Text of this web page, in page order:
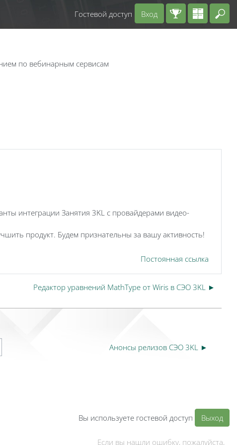
Гостевой доступ Вход
по вебинарным сервисам
интеграции Занятия 3KL с провайдерами видео-
продукт. Будем признательны за вашу активность!
Постоянная ссылка
Редактор уравнений MathType от Wiris в СЭО 3KL ►
Анонсы релизов СЭО 3KL ►
Вы используете гостевой доступ Выход
Если вы нашли ошибку, пожалуйста,